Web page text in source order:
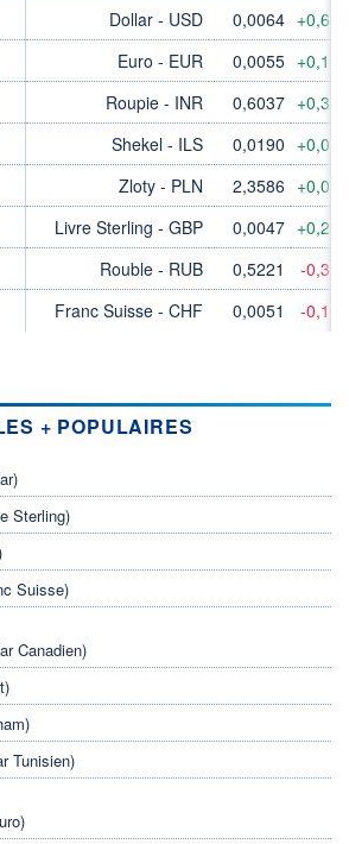
Dollar - USD 0,0064
Euro - EUR 0,0055
Roupie - INR 0,6037
Shekel - ILS 0,0190
Zloty - PLN 2,3586
Livre Sterling - GBP 0,0047
Rouble - RUB 0,5221 -
Franc Suisse - CHF 0,0051 -
+ POPULAIRES
Sterling)
Suisse)
Canadien)
Tunisien)